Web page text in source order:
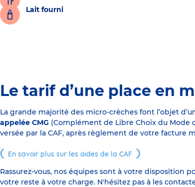
Lait fourni
Le tarif d’une place en
La grande majorité des micro-crèches font l’objet
appelée CMG (Complément de Libre Choix du Mode
versée par la CAF, après règlement de votre facture
En savoir plus sur les aides de la CAF
Rassurez-vous, nos équipes sont à votre disposition
votre reste à votre charge. N'hésitez pas à les